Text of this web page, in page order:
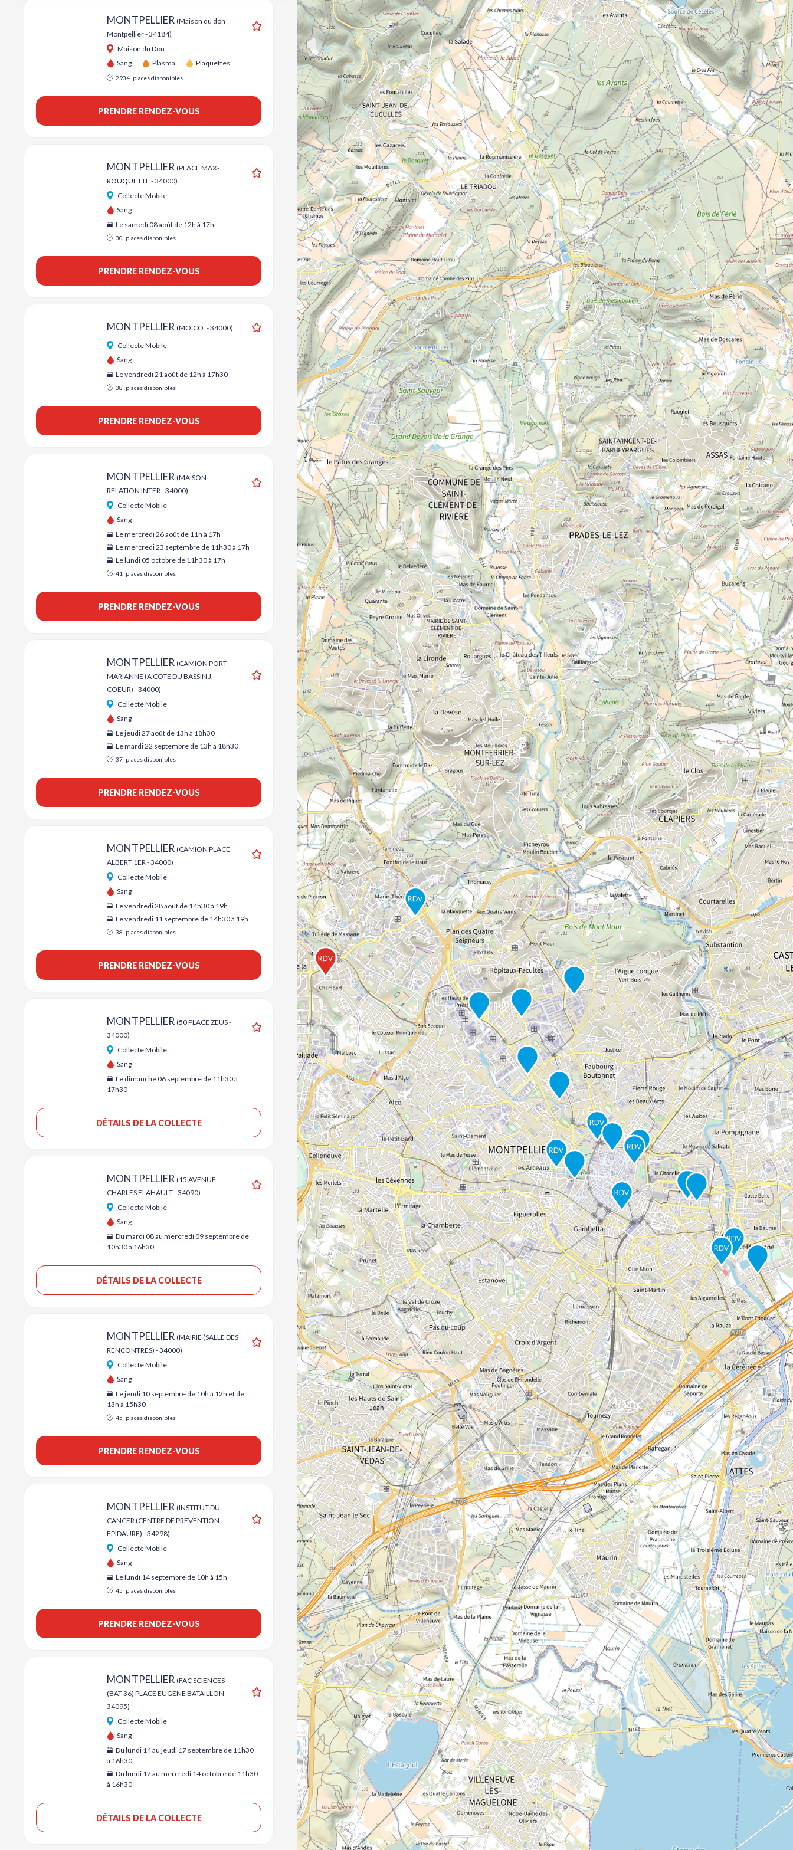
MONTPELLIER (Maison du don
Montpellier - 34184)
Ajouter aux favoris
Maison du Don
Sang
Plasma Plaquettes
2934 places disponibles
PRENDRE RENDEZ-VOUS
MONTPELLIER (PLACE MAX-
ROUQUETTE - 34000)
Ajouter aux favoris
Collecte Mobile
Sang
Le samedi 08 août de 12h à 17h
30 places disponibles
PRENDRE RENDEZ-VOUS
MONTPELLIER (MO.CO. - 34000)
Ajouter aux favoris
Collecte Mobile
Sang
Le vendredi 21 août de 12h à 17h30
38 places disponibles
PRENDRE RENDEZ-VOUS
MONTPELLIER (MAISON
RELATION INTER - 34000)
Ajouter aux favoris
Collecte Mobile
Sang
Le mercredi 26 août de 11h à 17h
Le mercredi 23 septembre de 11h30 à 17h
Le lundi 05 octobre de 11h30 à 17h
41 places disponibles
PRENDRE RENDEZ-VOUS
MONTPELLIER (CAMION PORT
MARIANNE (A COTE DU BASSIN J.
COEUR) - 34000)
Ajouter aux favoris
Collecte Mobile
Sang
Le jeudi 27 août de 13h à 18h30
Le mardi 22 septembre de 13h à 18h30
37 places disponibles
PRENDRE RENDEZ-VOUS
MONTPELLIER (CAMION PLACE
ALBERT 1ER - 34000)
Ajouter aux favoris
Collecte Mobile
Sang
Le vendredi 28 août de 14h30 à 19h
Le vendredi 11 septembre de 14h30 à 19h
38 places disponibles
PRENDRE RENDEZ-VOUS
MONTPELLIER (50 PLACE ZEUS -
34000)
Ajouter aux favoris
Collecte Mobile
Sang
Le dimanche 06 septembre de 11h30 à
17h30
DÉTAILS DE LA COLLECTE
MONTPELLIER (15 AVENUE
CHARLES FLAHAULT - 34090)
Ajouter aux favoris
Collecte Mobile
Sang
Du mardi 08 au mercredi 09 septembre de
10h30 à 16h30
DÉTAILS DE LA COLLECTE
MONTPELLIER (MAIRIE (SALLE DES
RENCONTRES) - 34000)
Ajouter aux favoris
Collecte Mobile
Sang
Le jeudi 10 septembre de 10h à 12h et de
13h à 15h30
45 places disponibles
PRENDRE RENDEZ-VOUS
MONTPELLIER (INSTITUT DU
CANCER (CENTRE DE PREVENTION
EPIDAURE) - 34298)
Ajouter aux favoris
Collecte Mobile
Sang
Le lundi 14 septembre de 10h à 15h
45 places disponibles
PRENDRE RENDEZ-VOUS
MONTPELLIER (FAC SCIENCES
(BAT 36) PLACE EUGENE BATAILLON -
34095)
Ajouter aux favoris
Collecte Mobile
Sang
Du lundi 14 au jeudi 17 septembre de 11h30
à 16h30
Du lundi 12 au mercredi 14 octobre de 11h30
à 16h30
DÉTAILS DE LA COLLECTE